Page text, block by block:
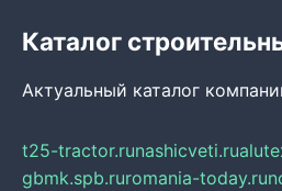
Каталог
Актуальный каталог
t25-tractor.runashicveti.ru
gbmk.spb.ruromania-today.ru